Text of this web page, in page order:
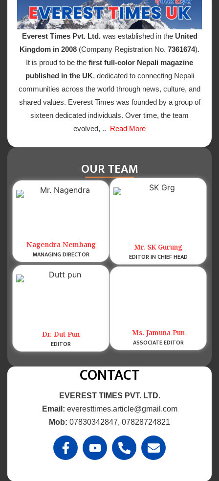
Everest Times Pvt. Ltd. was established in the United
Kingdom in 2008 (Company Registration No. 7361674).
It is proud to be the first full-color Nepali magazine
published in the UK, dedicated to connecting Nepali
communities across the world through news, culture, and
shared values. Everest Times was founded by a group of
sixteen dedicated individuals. Over time, the team
evolved, ..
Read More
OUR TEAM
Nagendra Nembang
MANAGING DIRECTOR
Mr. SK Gurung
EDITOR IN CHIEF HEAD
Dr. Dut Pun
EDITOR
Ms. Jamuna Pun
ASSOCIATE EDITOR
CONTACT
EVEREST TIMES PVT. LTD.
Email: everesttimes.article@gmail.com
Mob: 07830342847, 07828724821